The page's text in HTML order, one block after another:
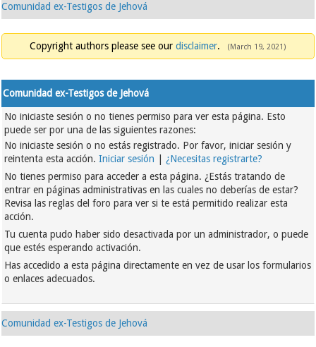
Comunidad ex-Testigos de Jehová
Copyright authors please see our disclaimer. (March 19, 2021)
Comunidad ex-Testigos de Jehová
No iniciaste sesión o no tienes permiso para ver esta página. Esto
puede ser por una de las siguientes razones:
No iniciaste sesión o no estás registrado. Por favor, iniciar sesión y
reintenta esta acción.Iniciar sesión |¿Necesitas registrarte?
No tienes permiso para acceder a esta página. ¿Estás tratando de
entrar en páginas administrativas en las cuales no deberías de estar?
Revisa las reglas del foro para ver si te está permitido realizar esta
acción.
Tu cuenta pudo haber sido desactivada por un administrador, o puede
que estés esperando activación.
Has accedido a esta página directamente en vez de usar los formularios
o enlaces adecuados.
Comunidad ex-Testigos de Jehová